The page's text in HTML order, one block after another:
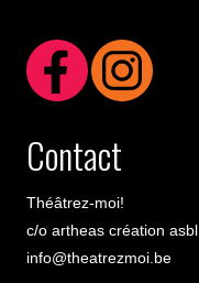
Contact
Théâtrez-moi!
c/o artheas création asbl
info@theatrezmoi.be